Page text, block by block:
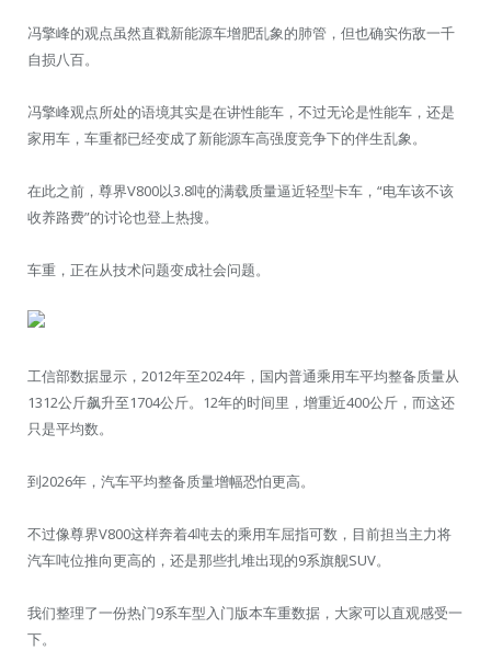
冯擎峰的观点虽然直戳新能源车增肥乱象的肺管，但也确实伤敌一千
自损八百。
冯擎峰观点所处的语境其实是在讲性能车，不过无论是性能车，还是
家用车，车重都已经变成了新能源车高强度竞争下的伴生乱象。
在此之前，尊界V800以3.8吨的满载质量逼近轻型卡车，“电车该不该
收养路费”的讨论也登上热搜。
车重，正在从技术问题变成社会问题。
工信部数据显示，2012年至2024年，国内普通乘用车平均整备质量从
1312公斤飙升至1704公斤。12年的时间里，增重近400公斤，而这还
只是平均数。
到2026年，汽车平均整备质量增幅恐怕更高。
不过像尊界V800这样奔着4吨去的乘用车屈指可数，目前担当主力将
汽车吨位推向更高的，还是那些扎堆出现的9系旗舰SUV。
我们整理了一份热门9系车型入门版本车重数据，大家可以直观感受一
下。